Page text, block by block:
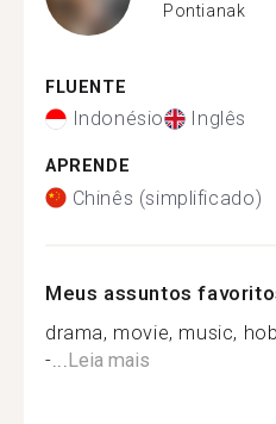
Pontianak
FLUENTE
Indonésio Inglês
APRENDE
Chinês (simplificado)
Meus assuntos
drama, movie, music,
-... Leia mais